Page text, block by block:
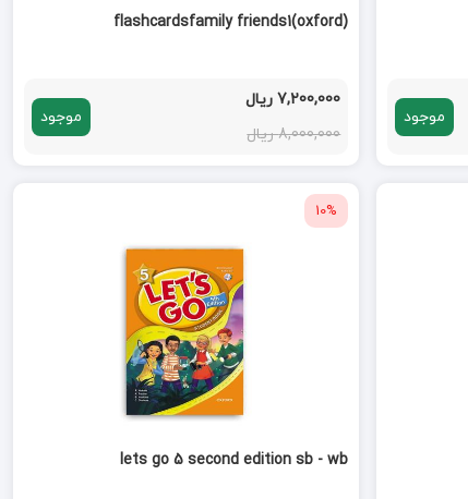
موجود
flashcardsfamily friends1(oxford)
7,200,000 ریال
8,000,000 ریال
موجود
10%
lets go 5 second edition sb - wb